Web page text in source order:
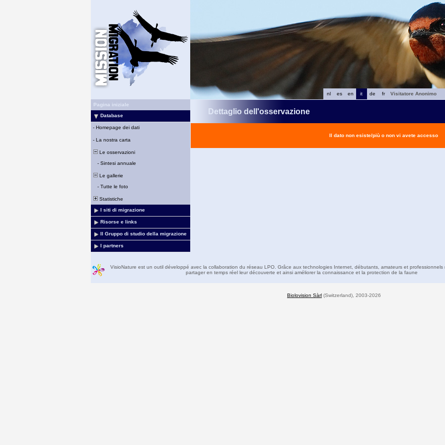
fr
de
it
en
es
nl
Visitatore Anonimo
Pagina iniziale
Database
- Homepage dei dati
- La nostra carta
Le osservazioni
- Sintesi annuale
Le gallerie
- Tutte le foto
Statistiche
I siti di migrazione
Risorse e links
Il Gruppo di studio della migrazione
I partners
Dettaglio dell'osservazione
Il dato non esiste/più o non vi avete accesso
VisioNature est un outil développé avec la collaboration du réseau LPO. Grâce aux technologies Internet, débutants, amateurs et professionnels
partager en temps réel leur découverte et ainsi améliorer la connaissance et la protection de la faune
Biolovision Sàrl (Switzerland), 2003-2026